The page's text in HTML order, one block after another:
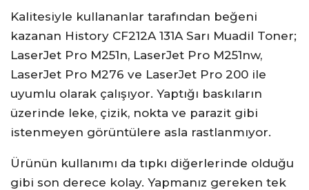
Kalitesiyle kullananlar tarafından beğeni
kazanan History CF212A 131A Sarı Muadil Toner;
LaserJet Pro M251n, LaserJet Pro M251nw,
LaserJet Pro M276 ve LaserJet Pro 200 ile
uyumlu olarak çalışıyor. Yaptığı baskıların
üzerinde leke, çizik, nokta ve parazit gibi
istenmeyen görüntülere asla rastlanmıyor.
Ürünün kullanımı da tıpkı diğerlerinde olduğu
gibi son derece kolay. Yapmanız gereken tek